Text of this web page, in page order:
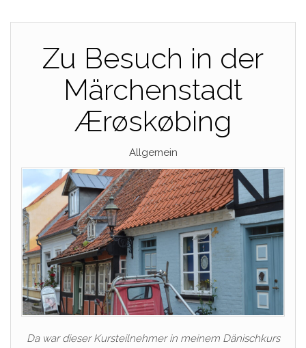
Zu Besuch in der
Märchenstadt
Ærøskøbing
Allgemein
Da war dieser Kursteilnehmer in meinem Dänischkurs